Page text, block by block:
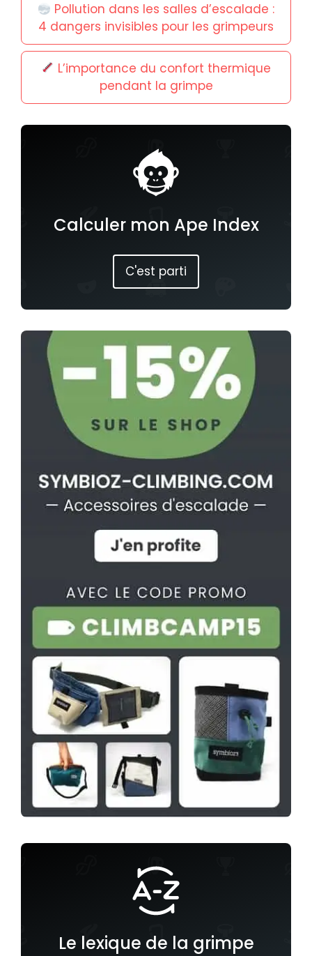
Pollution dans les salles d’escalade :
4 dangers invisibles pour les grimpeurs
L’importance du confort thermique
pendant la grimpe
Calculer mon Ape Index
C'est parti
Le lexique de la grimpe